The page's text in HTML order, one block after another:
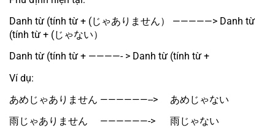
Danh từ (tính từ + (じゃありません） —————> Danh từ
(tính từ + (じゃない）
Danh từ (tính từ + ————- > Danh từ (tính từ +
Ví dụ:
あめじゃありません ——————-->　 あめじゃない
雨じゃありません　 ——————-> 　 雨じゃない